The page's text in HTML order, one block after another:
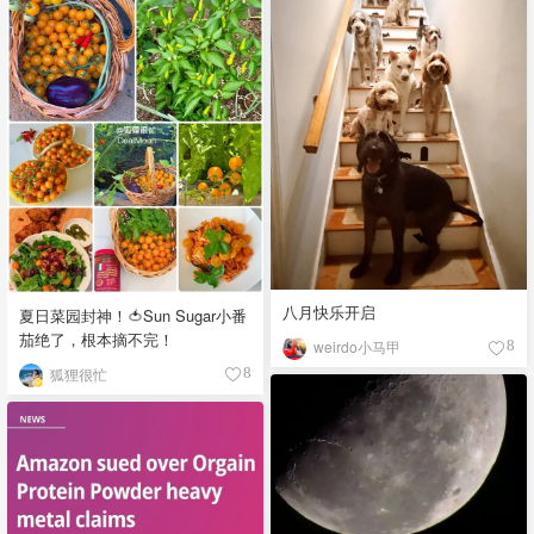
八月快乐开启
weirdo小马甲 8
夏日菜园封神！🍅Sun Sugar小番
茄绝了，根本摘不完！
狐狸很忙 8